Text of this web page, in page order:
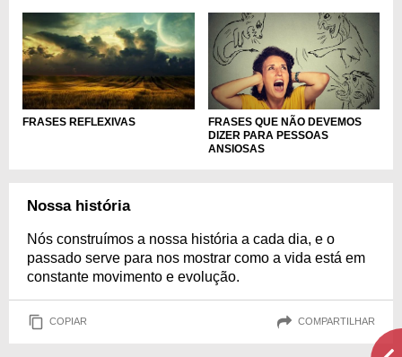
FRASES REFLEXIVAS
FRASES QUE NÃO DEVEMOS
DIZER PARA PESSOAS
ANSIOSAS
Nossa história
Nós construímos a nossa história a cada dia, e o
passado serve para nos mostrar como a vida está em
constante movimento e evolução.
COPIAR COMPARTILHAR